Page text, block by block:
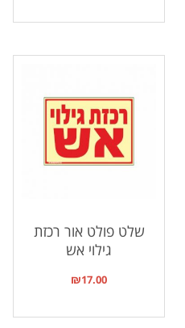
שלט פולט אור רכזת
גילוי אש
₪17.00